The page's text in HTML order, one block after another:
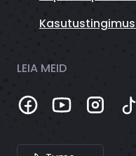
LEIA MEID